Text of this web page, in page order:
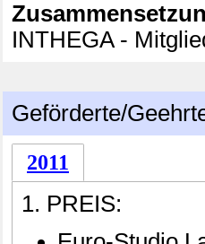
INTHEGA -
Geförderte/
2011
1. PREIS: